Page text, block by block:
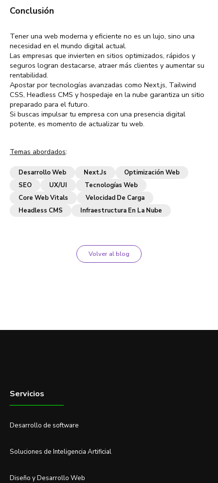
Conclusión
Tener una web moderna y eficiente no es un lujo, sino una
necesidad en el mundo digital actual.
Las empresas que invierten en sitios optimizados, rápidos y
seguros logran destacarse, atraer más clientes y aumentar su
rentabilidad.
Apostar por tecnologías avanzadas como Next.js, Tailwind
CSS, Headless CMS y hospedaje en la nube garantiza un sitio
preparado para el futuro.
Si buscas impulsar tu empresa con una presencia digital
potente, es momento de actualizar tu web.
Temas abordados:
Desarrollo Web Next.js
Optimización Web
SEO
UX/UI
Tecnologías Web
Core Web Vitals
Velocidad De Carga
Headless CMS
Infraestructura En La Nube
Volver al blog
Servicios
Desarrollo de software
Soluciones de Inteligencia Artificial
Diseño y Desarrollo Web